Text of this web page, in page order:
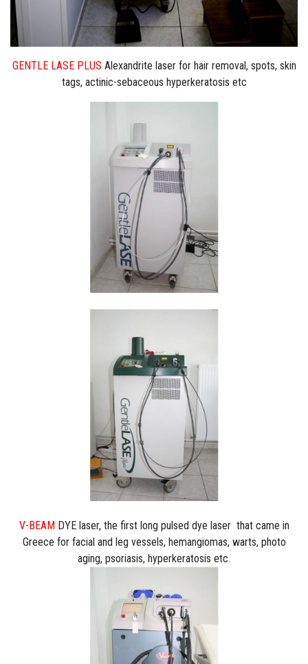
GENTLE LASE PLUS Alexandrite laser for hair removal, spots, skin
tags, actinic-sebaceous hyperkeratosis etc
V-BEAMDYE laser, the first long pulsed dye laser that came in
Greece for facial and leg vessels, hemangiomas, warts, photo
aging, psoriasis, hyperkeratosis etc.